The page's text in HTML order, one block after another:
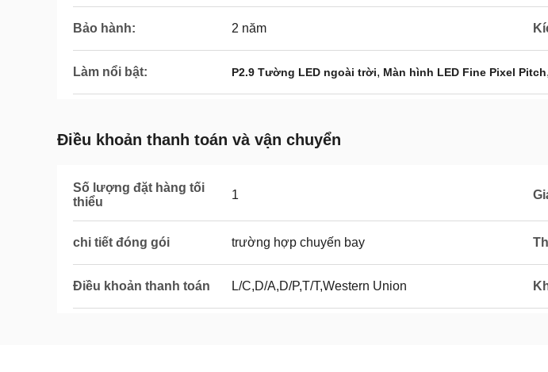
Bảo hành: 2 năm
Làm nổi bật: P2.9 Tường LED ngoài trời, Màn hình LED Fine Pixel Pitch,
Điều khoản thanh toán và vận chuyển
Số lượng đặt hàng tối
thiểu
1
chi tiết đóng gói trường hợp chuyến bay
Điều khoản thanh toán L/C,D/A,D/P,T/T,Western Union